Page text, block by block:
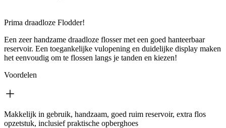
Prima draadloze Flodder!
Een zeer handzame draadloze flosser met een goed hanteerbaar
reservoir. Een toegankelijke vulopening en duidelijke display maken
het eenvoudig om te flossen langs je tanden en kiezen!
Voordelen
Makkelijk in gebruik, handzaam, goed ruim reservoir, extra flos
opzetstuk, inclusief praktische opberghoes